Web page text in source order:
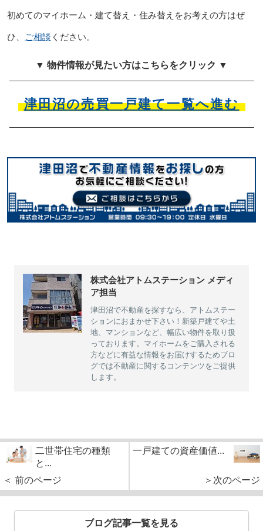
初めてのマイホーム・建て替え・住み替えをお考えの方はぜ
ひ、 ご相談 ください。
▼ 物件情報が見たい方はこちらをクリック ▼
津田沼の売買一戸建て一覧へ進む
株式会社アトムステーション メディ
ア担当
津田沼で不動産を探すなら、アトムステー
ションにおまかせ下さい！新築戸建てや土
地、マンションなど、幅広い物件を取り扱
っております。マイホームをご購入される
方などに有益な情報をお届けするためブロ
グでは不動産に関するコンテンツをご提供
します。
二世帯住宅の種類
と...
＜ 前のページ
一戸建ての資産価値...
＞次のページ
ブログ記事一覧を見る